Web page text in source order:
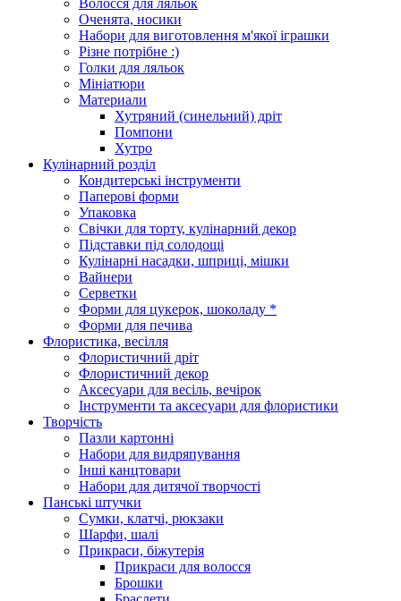
Оченята, носики
Набори для виготовлення м'якої іграшки
Різне потрібне :)
Голки для ляльок
Мініатюри
Материали
Хутряний (синельний) дріт
Помпони
Хутро
Кулінарний розділ
Кондитерські інструменти
Паперові форми
Упаковка
Свічки для торту, кулінарний декор
Підставки під солодощі
Кулінарні насадки, шприці, мішки
Вайнери
Серветки
Форми для цукерок, шоколаду *
Форми для печива
Флористика, весілля
Флористичний дріт
Флористичний декор
Аксесуари для весіль, вечірок
Інструменти та аксесуари для флористики
Творчість
Пазли картонні
Набори для видряпування
Інші канцтовари
Набори для дитячої творчості
Панські штучки
Сумки, клатчі, рюкзаки
Шарфи, шалі
Прикраси, біжутерія
Прикраси для волосся
Брошки